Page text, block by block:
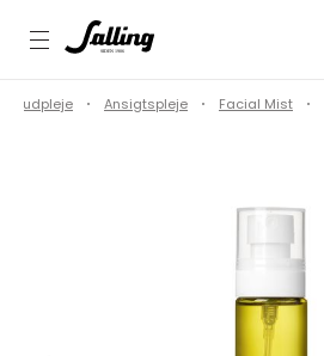
Hudpleje Ansigtspleje Facial Mist